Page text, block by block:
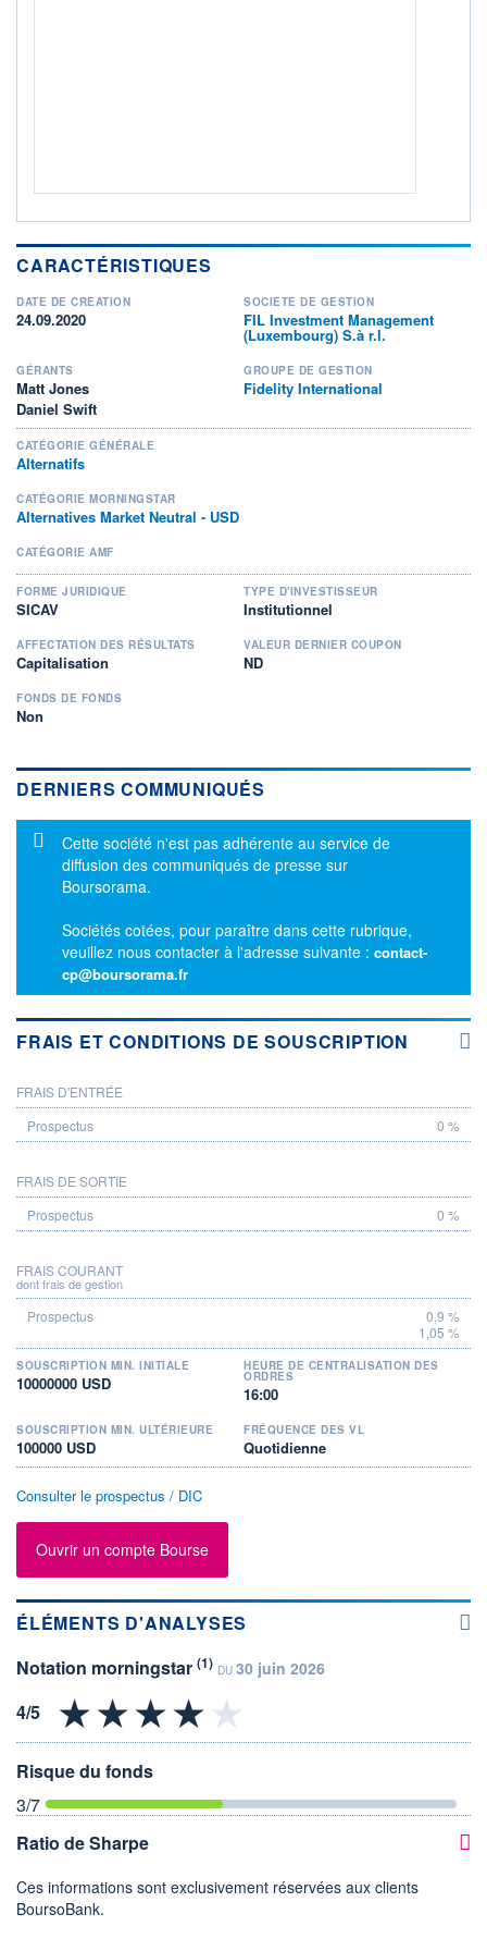
+ PORTEFEUILLE + LISTE
CARACTÉRISTIQUES
DATE DE CRÉATION
24.09.2020
SOCIÉTÉ DE GESTION
FIL Investment Management
(Luxembourg) S.à r.l.
GÉRANTS
Matt Jones
Daniel Swift
GROUPE DE GESTION
Fidelity International
CATÉGORIE GÉNÉRALE
Alternatifs
CATÉGORIE MORNINGSTAR
Alternatives Market Neutral - USD
CATÉGORIE AMF
FORME JURIDIQUE
SICAV
TYPE D'INVESTISSEUR
Institutionnel
AFFECTATION DES RÉSULTATS
Capitalisation
VALEUR DERNIER COUPON
ND
FONDS DE FONDS
Non
DERNIERS COMMUNIQUÉS
Message d'information
Cette société n'est pas adhérente au service de
diffusion des communiqués de presse sur
Boursorama.
Sociétés cotées, pour paraître dans cette rubrique,
veuillez nous contacter à l'adresse suivante : contact-
cp@boursorama.fr
FRAIS ET CONDITIONS DE SOUSCRIPTION
PROSPECTUS
FRAIS D'ENTRÉE
0 %
FRAIS DE SORTIE
0 %
FRAIS COURANT
dont frais de gestion
0,9 %
1,05 %
SOUSCRIPTION MIN. INITIALE
10000000 USD
HEURE DE CENTRALISATION DES
ORDRES
16:00
SOUSCRIPTION MIN. ULTÉRIEURE
100000 USD
FRÉQUENCE DES VL
Quotidienne
Consulter le prospectus / DIC
Ouvrir un compte Bourse
ÉLÉMENTS D'ANALYSES
Notation morningstar (1) DU 30 juin 2026
Risque du fonds
3/7
Ratio de Sharpe
Ces informations sont exclusivement réservées aux clients
BoursoBank.